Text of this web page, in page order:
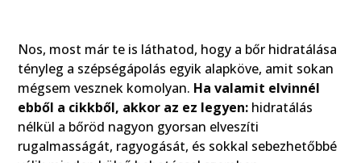
Nos, most már te is láthatod, hogy a bőr hidratálása
tényleg a szépségápolás egyik alapköve, amit sokan
mégsem vesznek komolyan. Ha valamit elvinnél
ebből a cikkből, akkor az ez legyen: hidratálás
nélkül a bőröd nagyon gyorsan elveszíti
rugalmasságát, ragyogását, és sokkal sebezhetőbbé